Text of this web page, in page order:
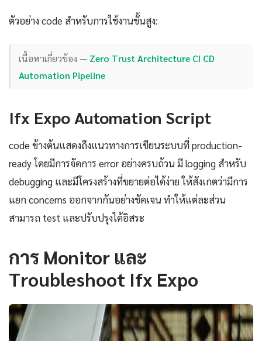
ตัวอย่าง code สำหรับการใช้งานขั้นสูง:
เนื้อหาเกี่ยวข้อง — Zero Trust Architecture CI CD
Automation Pipeline
Ifx Expo Automation Script
code ข้างต้นแสดงถึงแนวทางการเขียนระบบที่ production-
ready โดยมีการจัดการ error อย่างครบถ้วน มี logging สำหรับ
debugging และมีโครงสร้างที่ขยายต่อได้ง่าย ให้สังเกตว่ามีการ
แยก concerns ออกจากกันอย่างชัดเจน ทำให้แต่ละส่วน
สามารถ test และปรับปรุงได้อิสระ
การ Monitor และ
Troubleshoot Ifx Expo